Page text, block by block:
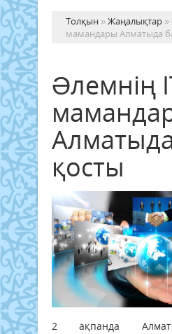
Толқын »Жаңалықтар »
мамандары Алматыда
Əлемнің
қосты
2 ақпанда